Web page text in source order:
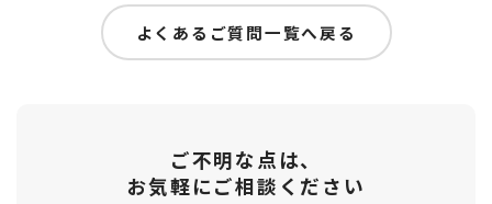
よくあるご質問一覧へ戻る
ご不明な点は、
お気軽にご相談ください